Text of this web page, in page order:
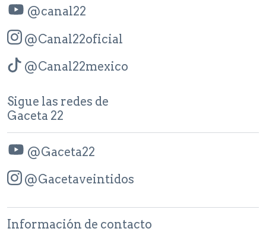
@canal22
@Canal22oficial
@Canal22mexico
Sigue las redes de
Gaceta 22
@Gaceta22
@Gacetaveintidos
Información de contacto